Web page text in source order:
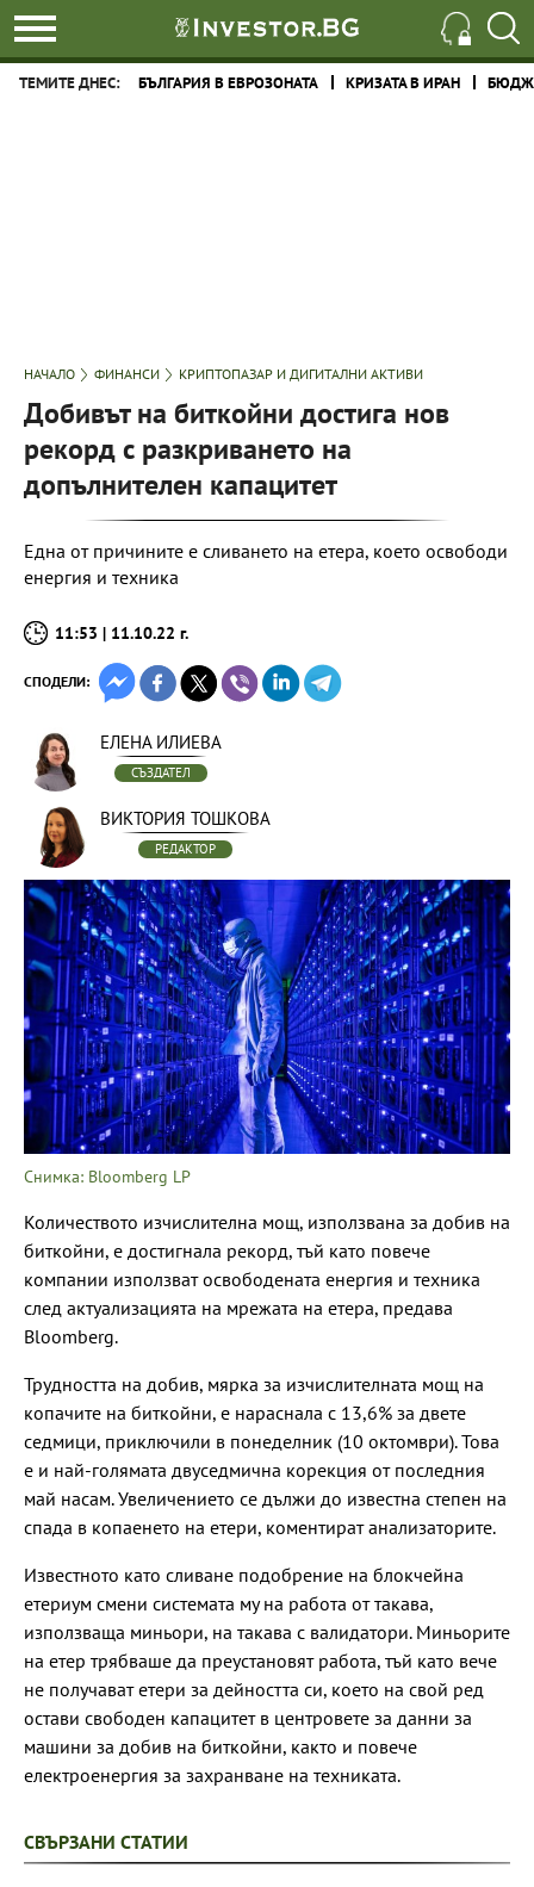
ТЕМИТЕ ДНЕС: БЪЛГАРИЯ В ЕВРОЗОНАТА КРИЗАТА В ИРАН
НАЧАЛО ФИНАНСИ КРИПТОПАЗАР И ДИГИТАЛНИ АКТИВИ
Добивът на биткойни достига нов
рекорд с разкриването на
допълнителен капацитет
Една от причините е сливането на етера, което освободи
енергия и техника
11:53 | 11.10.22 г.
СПОДЕЛИ:
ЕЛЕНА ИЛИЕВА
СЪЗДАТЕЛ
ВИКТОРИЯ ТОШКОВА
РЕДАКТОР
Снимка: Bloomberg LP
Количеството изчислителна мощ, използвана за добив на
биткойни, е достигнала рекорд, тъй като повече
компании използват освободената енергия и техника
след актуализацията на мрежата на етера, предава
Bloomberg.
Трудността на добив, мярка за изчислителната мощ на
копачите на биткойни, е нараснала с 13,6% за двете
седмици, приключили в понеделник (10 октомври). Това
е и най-голямата двуседмична корекция от последния
май насам. Увеличението се дължи до известна степен на
спада в копаенето на етери, коментират анализаторите.
Известното като сливане подобрение на блокчейна
етериум смени системата му на работа от такава,
използваща миньори, на такава с валидатори. Миньорите
на етер трябваше да преустановят работа, тъй като вече
не получават етери за дейността си, което на свой ред
остави свободен капацитет в центровете за данни за
машини за добив на биткойни, както и повече
електроенергия за захранване на техниката.
СВЪРЗАНИ СТАТИИ